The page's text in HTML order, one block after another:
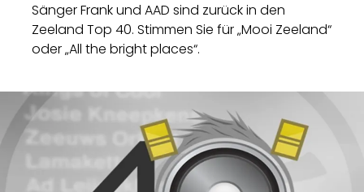
Sänger Frank und AAD sind zurück in den
Zeeland Top 40. Stimmen Sie für „Mooi Zeeland“
oder „All the bright places“.